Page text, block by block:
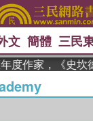
熱搜：
、 The Odyssey
文 簡體 三民
度作家，《史坎